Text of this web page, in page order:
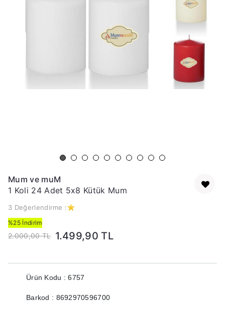
Mum ve muM
1 Koli 24 Adet 5x8 Kütük Mum
3 Değerlendirme :
%25 İndirim
2.000,00 TL 1.499,90 TL
Ürün Kodu : 6757
Barkod : 8692970596700